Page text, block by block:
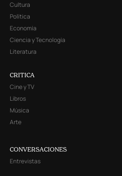
Cultura
Política
Economía
Ciencia y Tecnología
Literatura
CRITICA
Cine y TV
Libros
Música
Arte
CONVERSACIONES
Entrevistas